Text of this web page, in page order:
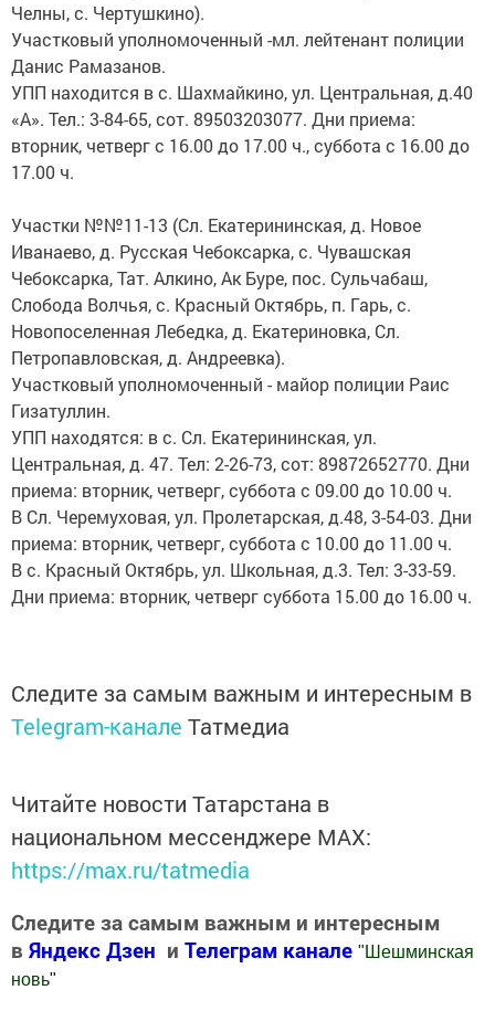
Челны, с. Чертушкино).
Участковый уполномоченный -мл. лейтенант полиции
Данис Рамазанов.
УПП находится в с. Шахмайкино, ул. Центральная, д.40
«А». Тел.: 3-84-65, сот. 89503203077. Дни приема:
вторник, четверг с 16.00 до 17.00 ч., суббота с 16.00 до
17.00 ч.
Участки №№11-13 (Сл. Екатерининская, д. Новое
Иванаево, д. Русская Чебоксарка, с. Чувашская
Чебоксарка, Тат. Алкино, Ак Буре, пос. Сульчабаш,
Слобода Волчья, с. Красный Октябрь, п. Гарь, с.
Новопоселенная Лебедка, д. Екатериновка, Сл.
Петропавловская, д. Андреевка).
Участковый уполномоченный - майор полиции Раис
Гизатуллин.
УПП находятся: в с. Сл. Екатерининская, ул.
Центральная, д. 47. Тел: 2-26-73, сот: 89872652770. Дни
приема: вторник, четверг, суббота с 09.00 до 10.00 ч.
В Сл. Черемуховая, ул. Пролетарская, д.48, 3-54-03. Дни
приема: вторник, четверг, суббота с 10.00 до 11.00 ч.
В с. Красный Октябрь, ул. Школьная, д.3. Тел: 3-33-59.
Дни приема: вторник, четверг суббота 15.00 до 16.00 ч.
Следите за самым важным и интересным в
Telegram-канале Татмедиа
Читайте новости Татарстана в
национальном мессенджере MАХ:
https://max.ru/tatmedia
Следите за самым важным и интересным
в Яндекс Дзен и Телеграм канале " Шешминская
новь"